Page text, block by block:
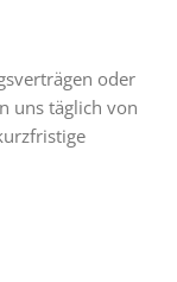
oder
uns täglich von